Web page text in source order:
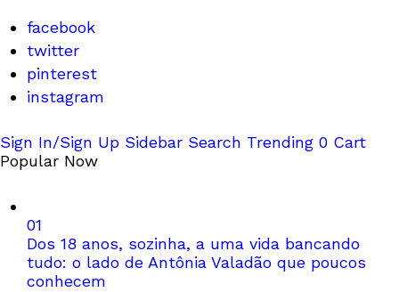
facebook
twitter
pinterest
instagram
Sign In/Sign Up Sidebar Search Trending 0 Cart
Popular Now
01
Dos 18 anos, sozinha, a uma vida bancando
tudo: o lado de Antônia Valadão que poucos
conhecem